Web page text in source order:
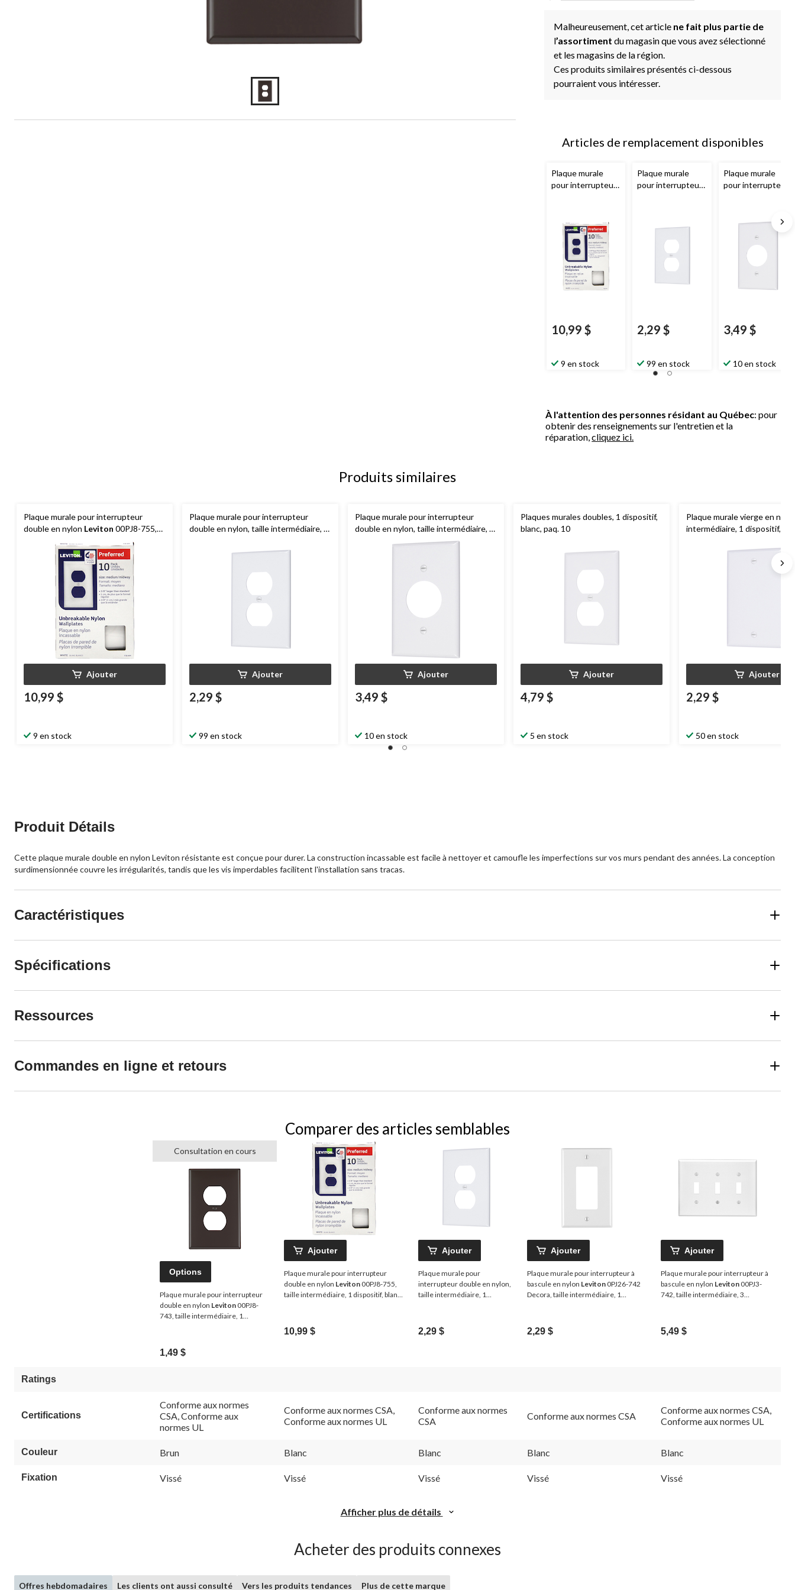
Malheureusement, cet article ne fait plus partie de
l’assortiment du magasin que vous avez sélectionné
et les magasins de la région.
Ces produits similaires présentés ci-dessous
pourraient vous intéresser.
Articles de remplacement disponibles
Plaque murale
pour interrupteur
755, taille
intermédiaire, 1
dispositif, blanc,
paq. 10
10,99 $
9 en stock
Plaque murale
pour interrupteur
2,29 $
99 en stock
Plaque murale
pour interrupteur
intermédiaire, 1
dispositif, blanc
3,49 $
10 en stock
À l'attention des personnes résidant au Québec: pour
obtenir des renseignements sur l'entretien et la
réparation,cliquez ici.
Produits similaires
Plaque murale pour interrupteur
double en nylon Leviton 00PJ8-755,
taille intermédiaire, 1 dispositif, blanc,
Ajouter
10,99 $
9 en stock
Plaque murale pour interrupteur
double en nylon, taille intermédiaire, 1
Ajouter
2,29 $
99 en stock
Plaque murale pour interrupteur
double en nylon, taille intermédiaire, 1
Ajouter
3,49 $
10 en stock
Plaques murales doubles, 1 dispositif,
blanc, paq. 10
Ajouter
4,79 $
5 en stock
Plaque murale vierge en
intermédiaire, 1 dispositif,
Ajouter
2,29 $
50 en stock
Produit Détails
Cette plaque murale double en nylon Leviton résistante est conçue pour durer. La construction incassable est facile à nettoyer et camoufle les imperfections sur vos murs pendant des années. La conception
surdimensionnée couvre les irrégularités, tandis que les vis imperdables facilitent l'installation sans tracas.
Caractéristiques
Spécifications
Ressources
Commandes en ligne et retours
Comparer des articles semblables
Consultation en cours
Options
Plaque murale pour interrupteur
double en nylon Leviton 00PJ8-
743, taille intermédiaire, 1
1,49 $
Ajouter
Plaque murale pour interrupteur
double en nylon Leviton 00PJ8-755,
taille intermédiaire, 1 dispositif, blanc,
10,99 $
Ajouter
Plaque murale pour
interrupteur double en nylon,
taille intermédiaire, 1
2,29 $
Ajouter
Plaque murale pour interrupteur à
bascule en nylon Leviton 0PJ26-742
Decora, taille intermédiaire, 1
2,29 $
Ajouter
Plaque murale pour interrupteur à
bascule en nylon Leviton 00PJ3-
742, taille intermédiaire, 3
5,49 $
Ratings
Certifications
Conforme aux normes
CSA, Conforme aux
normes UL
Conforme aux normes CSA,
Conforme aux normes UL
Conforme aux normes
CSA
Conforme aux normes CSA
Conforme aux normes CSA,
Conforme aux normes UL
Couleur Brun Blanc Blanc Blanc Blanc
Fixation Vissé Vissé Vissé Vissé Vissé
Afficher plus de détails
Acheter des produits connexes
Offres hebdomadaires Les clients ont aussi consulté Vers les produits tendances Plus de cette marque